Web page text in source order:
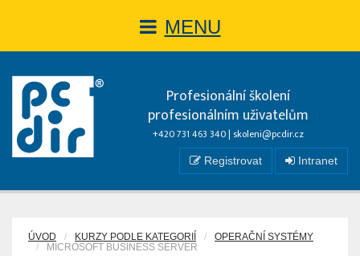
MENU
Profesionální školení
profesionálním uživatelům
+420 731 463 340 | skoleni@pcdir.cz
Registrovat Intranet
ÚVOD KURZY PODLE KATEGORIÍ
OPERAČNÍ SYSTÉMY
MICROSOFT BUSINESS SERVER